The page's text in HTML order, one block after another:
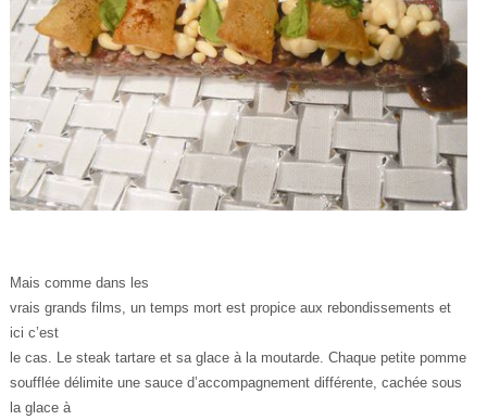
Mais comme dans les
vrais grands films, un temps mort est propice aux rebondissements et
ici c’est
le cas. Le steak tartare et sa glace à la moutarde. Chaque petite pomme
soufflée délimite une sauce d’accompagnement différente, cachée sous
la glace à